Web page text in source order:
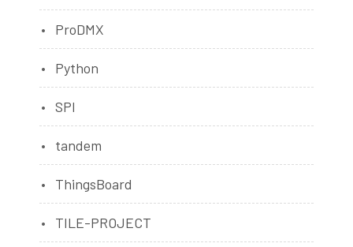
ProDMX
Python
SPI
tandem
ThingsBoard
TILE-PROJECT